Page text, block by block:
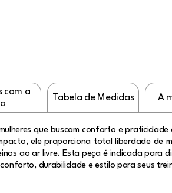
com a
Tabela de Medidas A
que buscam conforto e praticidade
ele proporciona total liberdade de
ao ar livre. Esta peça é indicada para
durabilidade e estilo para seus